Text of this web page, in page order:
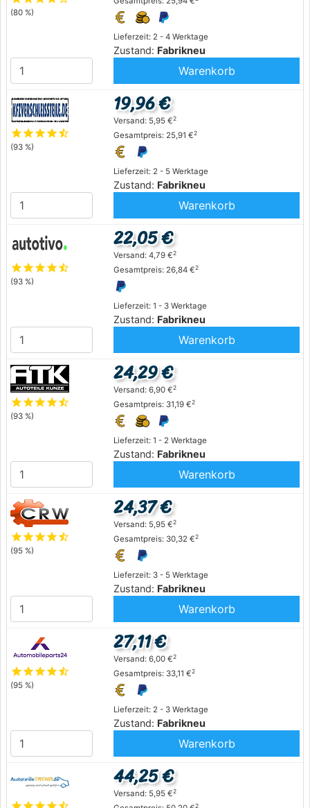
(80 %)
Lieferzeit: 2 - 4 Werktage
Zustand: Fabrikneu
Warenkorb
starstarstarstarstar_half
(93 %)
Lieferzeit: 2 - 5 Werktage
Zustand: Fabrikneu
19,96 €
Versand: 5,95 €2
Gesamtpreis: 25,91 €2
Warenkorb
starstarstarstarstar_half
(93 %)
Lieferzeit: 1 - 3 Werktage
Zustand: Fabrikneu
22,05 €
Versand: 4,79 €2
Gesamtpreis: 26,84 €2
Warenkorb
starstarstarstarstar_half
(93 %)
Lieferzeit: 1 - 2 Werktage
Zustand: Fabrikneu
24,29 €
Versand: 6,90 €2
Gesamtpreis: 31,19 €2
Warenkorb
starstarstarstarstar_half
(95 %)
Lieferzeit: 3 - 5 Werktage
Zustand: Fabrikneu
24,37 €
Versand: 5,95 €2
Gesamtpreis: 30,32 €2
Warenkorb
starstarstarstarstar_half
(95 %)
Lieferzeit: 2 - 3 Werktage
Zustand: Fabrikneu
27,11 €
Versand: 6,00 €2
Gesamtpreis: 33,11 €2
Warenkorb
44,25 €
Versand: 5,95 €2
2